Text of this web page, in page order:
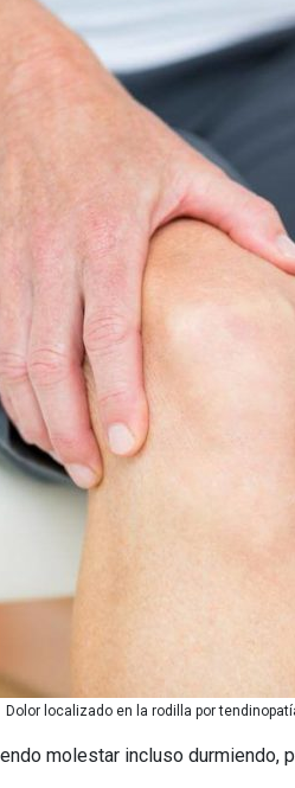
Dolor localizado en la rodilla por
molestar incluso